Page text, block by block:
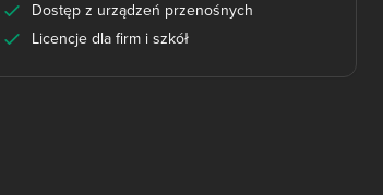
Dostęp z urządzeń przenośnych
Licencje dla firm i szkół